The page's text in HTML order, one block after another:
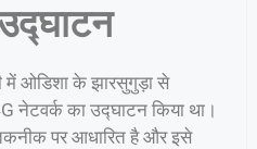
में ओडिशा के झारसुगुड़ा से
नेटवर्क का उद्घाटन किया था।
पर आधारित है और इसे